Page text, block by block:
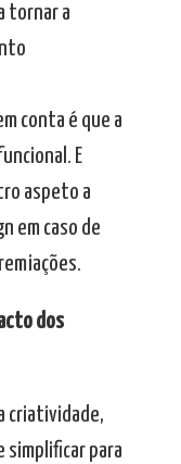
tornar a
conta é que a
E
aspeto a
em caso de
dos
criatividade,
simplificar para